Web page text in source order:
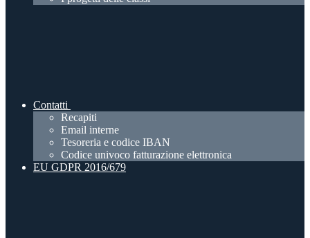
Contatti
Recapiti
Email interne
Tesoreria e codice IBAN
Codice univoco fatturazione elettronica
EU GDPR 2016/679